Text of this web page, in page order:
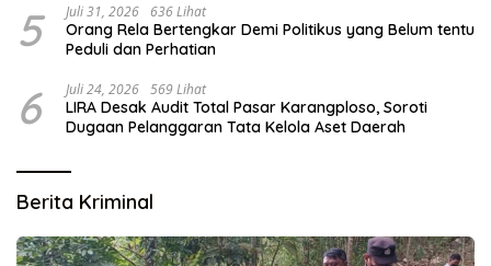
5 Juli 31, 2026 636 Lihat
Orang Rela Bertengkar Demi Politikus yang Belum tentu
Peduli dan Perhatian
6 Juli 24, 2026 569 Lihat
LIRA Desak Audit Total Pasar Karangploso, Soroti
Dugaan Pelanggaran Tata Kelola Aset Daerah
Berita Kriminal